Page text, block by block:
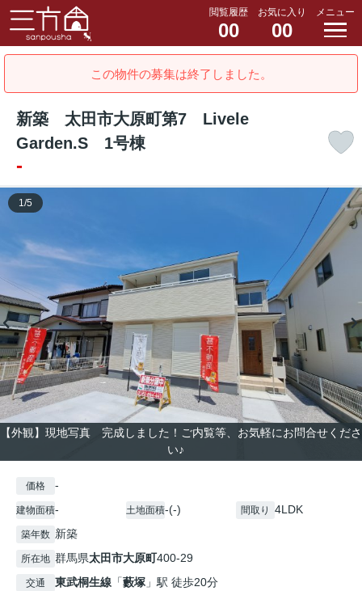
閲覧履歴
00
お気に入り
00
メニュー
この物件の募集は終了しました。
新築 太田市大原町第7 Livele
Garden.S 1号棟
-
【外観】現地写真 完成しました！ご内覧等、お気軽にお問合せくださ
い♪
1/5
価格 -
建物面積- 土地面積-(-) 間取り 4LDK
築年数 新築
所在地 群馬県太田市大原町400-29
交通 東武桐生線 「藪塚 」駅 徒歩20分